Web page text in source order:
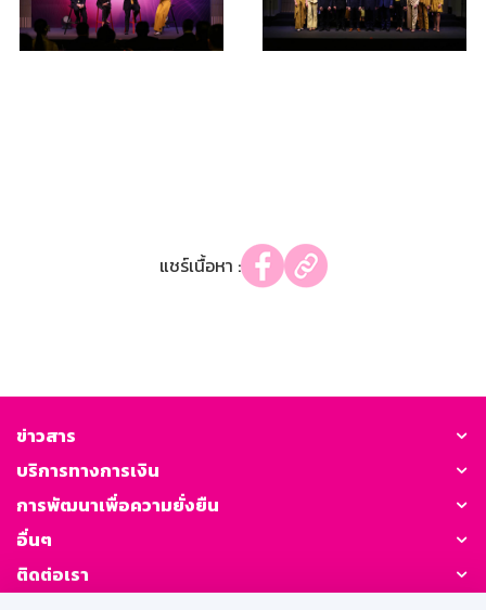
แชร์เนื้อหา :
ข่าวสาร
บริการทางการเงิน
การพัฒนาเพื่อความยั่งยืน
อื่นๆ
ติดต่อเรา